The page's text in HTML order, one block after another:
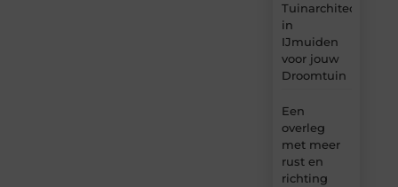
Tuinarchitect
in
IJmuiden
voor jouw
Droomtuin
Een
overleg
met meer
rust en
richting